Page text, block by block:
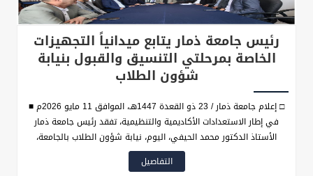
رئيس جامعة ذمار يتابع ميدانياً التجهيزات
الخاصة بمرحلتي التنسيق والقبول بنيابة
شؤون الطلاب
□ إعلام جامعة ذمار / 23 ذو القعدة 1447هـ، الموافق 11 مايو 2026م ■
في إطار الاستعدادات الأكاديمية والتنظيمية، تفقد رئيس جامعة ذمار
الأستاذ الدكتور محمد الحيفي، اليوم، نيابة شؤون الطلاب بالجامعة،
والتقى نائب رئيس الجامعة لشؤون الطلاب الأستاذ الدكتور عبدالكافي
عبدالفتاح الرفاعي، للاطلاع على مستوى الجاهزية والترتيبات القائمة
التفاصيل